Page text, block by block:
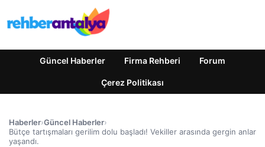
Güncel Haberler Firma Rehberi Forum
Çerez Politikası
Haberler›Güncel Haberler›
Bütçe tartışmaları gerilim dolu başladı! Vekiller arasında gergin anlar
yaşandı.